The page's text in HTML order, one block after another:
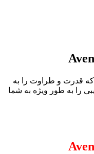
که قدرت و طراوت را به
را به طور ویژه به شما